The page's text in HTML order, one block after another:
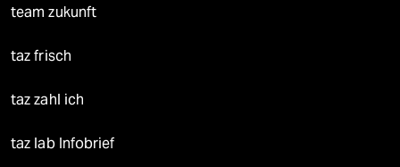
team zukunft
taz frisch
taz zahl ich
taz lab Infobrief